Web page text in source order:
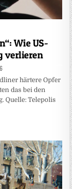
Wie US-
verlieren
härtere Opfer
das bei den
Quelle: Telepolis